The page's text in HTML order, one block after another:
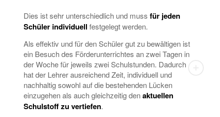
Dies ist sehr unterschiedlich und mussfür jeden
Schüler individuell festgelegt werden.
Als effektiv und für den Schüler gut zu bewältigen ist
ein Besuch des Förderunterrichtes an zwei Tagen in
der Woche für jeweils zwei Schulstunden. Dadurch
hat der Lehrer ausreichend Zeit, individuell und
nachhaltig sowohl auf die bestehenden Lücken
einzugehen als auch gleichzeitig denaktuellen
Schulstoff zu vertiefen.